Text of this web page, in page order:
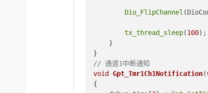
Dio_FlipChannel
tx_thread_sleep(100);
    }
// 通道1中断通知
void
Gpt_Tmr1Ch1Notification(
{